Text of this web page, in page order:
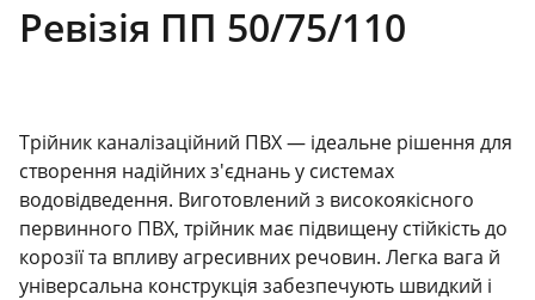
Ревізія ПП 50/75/110
Трійник каналізаційний ПВХ — ідеальне рішення для
створення надійних з'єднань у системах
водовідведення. Виготовлений з високоякісного
первинного ПВХ, трійник має підвищену стійкість до
корозії та впливу агресивних речовин. Легка вага й
універсальна конструкція забезпечують швидкий і